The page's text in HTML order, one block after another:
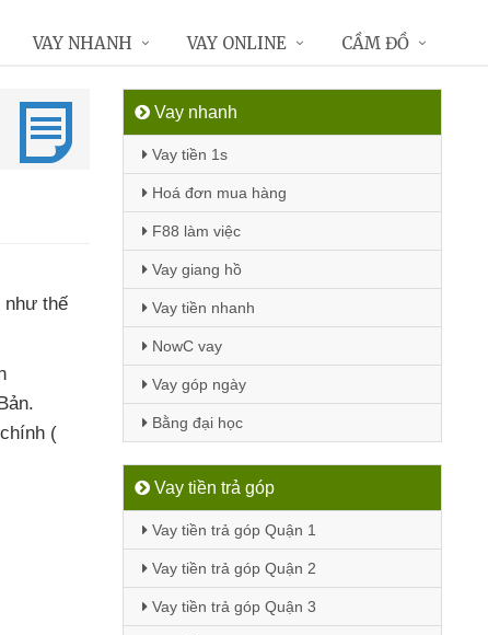
như thế
.
(
Vay nhanh
Vay tiền 1s
Hoá đơn mua hàng
F88 làm việc
Vay giang hồ
Vay tiền nhanh
NowC vay
Vay góp ngày
Bằng đại học
Vay tiền trả góp
Vay tiền trả góp Quận 1
Vay tiền trả góp Quận 2
Vay tiền trả góp Quận 3
VAY NHANH VAY ONLINE CẦM ĐỒ